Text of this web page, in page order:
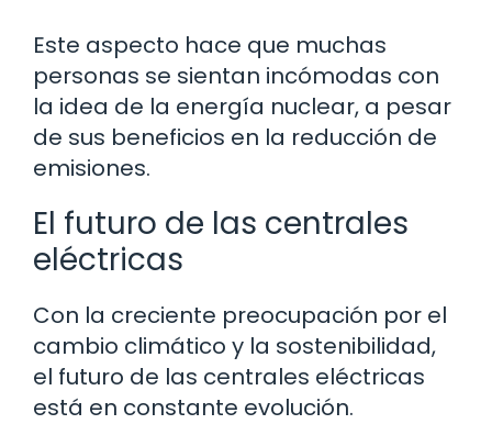
Este aspecto hace que muchas
personas se sientan incómodas con
la idea de la energía nuclear, a pesar
de sus beneficios en la reducción de
emisiones.
El futuro de las centrales
eléctricas
Con la creciente preocupación por el
cambio climático y la sostenibilidad,
el futuro de las centrales eléctricas
está en constante evolución.